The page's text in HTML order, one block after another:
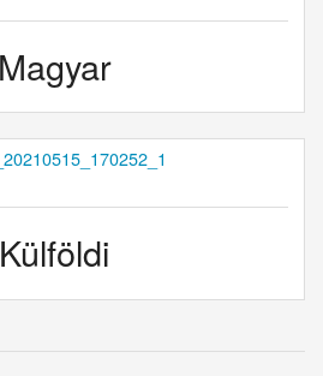
Magyar
Külföldi